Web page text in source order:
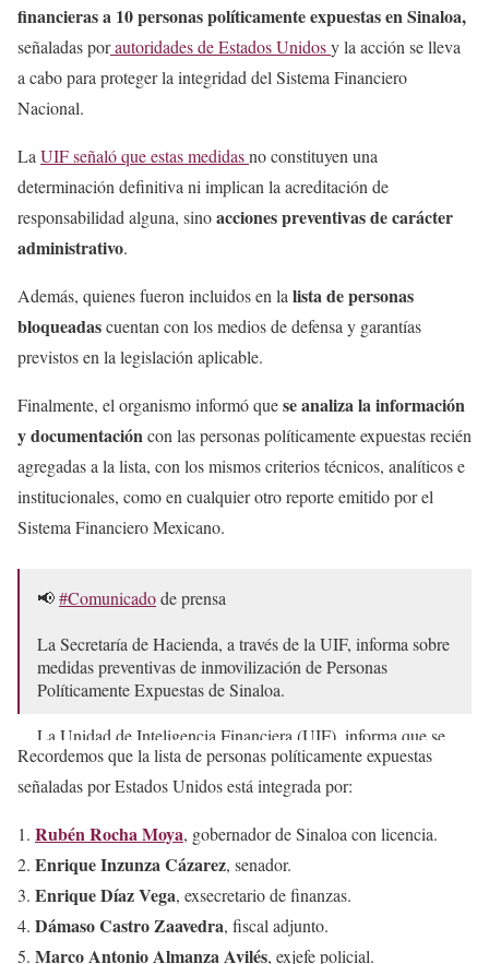
financieras a 10 personas políticamente expuestas en Sinaloa,
señaladas porautoridades de Estados Unidosy la acción se lleva
a cabo para proteger la integridad del Sistema Financiero
Nacional.
LaUIF señaló que estas medidasno constituyen una
determinación definitiva ni implican la acreditación de
responsabilidad alguna, sinoacciones preventivas de carácter
administrativo.
Además, quienes fueron incluidos en lalista de personas
bloqueadascuentan con los medios de defensa y garantías
previstos en la legislación aplicable.
Finalmente, el organismo informó quese analiza la información
y documentacióncon las personas políticamente expuestas recién
agregadas a la lista, con los mismos criterios técnicos, analíticos e
institucionales, como en cualquier otro reporte emitido por el
Sistema Financiero Mexicano.
📢#Comunicadode prensa
La Secretaría de Hacienda, a través de la UIF, informa sobre
medidas preventivas de inmovilización de Personas
Políticamente Expuestas de Sinaloa.
La Unidad de Inteligencia Financiera (UIF), informa que se
realizaron adiciones a la Lista de Personas…
pic.twitter.com/HHKesBnToA
— Hacienda (@Hacienda_Mexico)
Recordemos que la lista de personas políticamente expuestas
señaladas por Estados Unidos está integrada por:
Rubén Rocha Moya, gobernador de Sinaloa con licencia.
Enrique Inzunza Cázarez, senador.
Enrique Díaz Vega, exsecretario de finanzas.
Dámaso Castro Zaavedra, fiscal adjunto.
Marco Antonio Almanza Avilés, exjefe policial.